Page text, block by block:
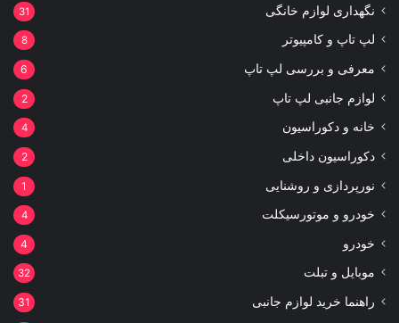
نگهداری لوازم خانگی 31
لپ تاپ و کامپیوتر 8
معرفی و بررسی لپ تاپ 6
لوازم جانبی لپ تاپ 2
خانه و دکوراسیون 4
دکوراسیون داخلی 2
نورپردازی و روشنایی 1
خودرو و موتورسیکلت 4
خودرو 4
موبایل و تبلت 32
راهنما خرید لوازم جانبی 31